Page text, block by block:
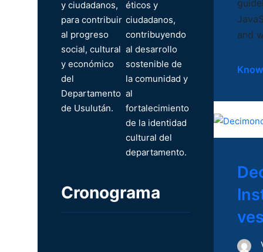
y ciudadanos,
para contribuir
al progreso
social, cultural
y económico
del
Departamento
de Usulután.
éticos y
ciudadanos,
contribuyendo
al desarrollo
sostenible de
la comunidad y
al
fortalecimiento
de la identidad
cultural del
departamento.
Cronograma
and